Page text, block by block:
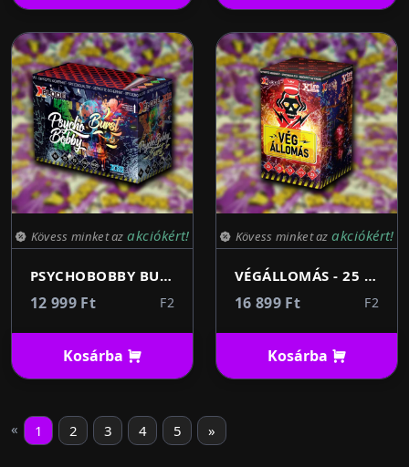
Kövess minket azakciókért!
PSYCHOBOBBY BURST - 49 lövés 16-20mm
12 999 Ft F2
Kosárba
Kövess minket azakciókért!
VÉGÁLLOMÁS - 25 lövés 25mm
16 899 Ft F2
Kosárba
« 1 2 3 4 5 »